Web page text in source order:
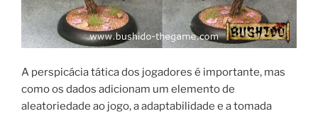
A perspicácia tática dos jogadores é importante, mas
como os dados adicionam um elemento de
aleatoriedade ao jogo, a adaptabilidade e a tomada